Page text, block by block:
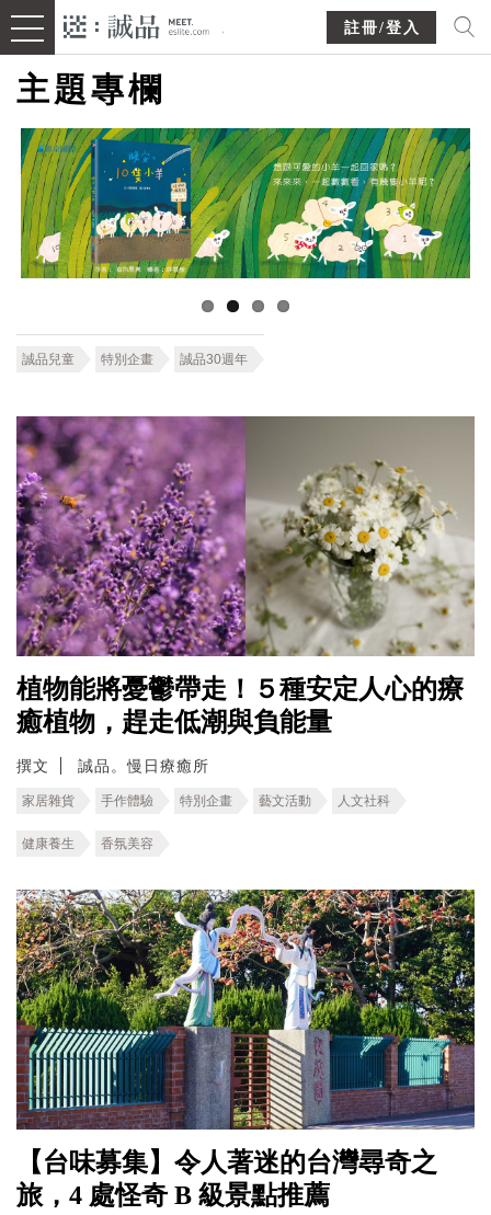
註冊/登入
主題專欄
誠品兒童 特別企畫 誠品30週年
植物能將憂鬱帶走！５種安定人心的療
癒植物，趕走低潮與負能量
撰文 誠品。慢日療癒所
家居雜貨 手作體驗 特別企畫 藝文活動 人文社科
健康養生 香氛美容
【台味募集】令人著迷的台灣尋奇之
旅，4 處怪奇 B 級景點推薦